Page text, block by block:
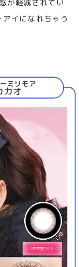
が軽減されてい
イになれちゃう
ミリモア
カオ